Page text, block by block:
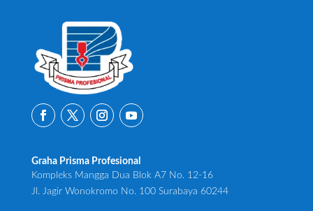
Graha Prisma Profesional
Kompleks Mangga Dua Blok A7 No. 12-16
Jl. Jagir Wonokromo No. 100 Surabaya 60244